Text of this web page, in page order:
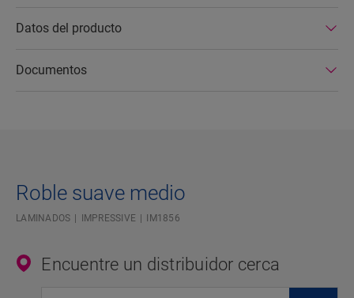
Datos del producto
Documentos
Roble suave medio
LAMINADOS IMPRESSIVE IM1856
Encuentre un distribuidor cerca